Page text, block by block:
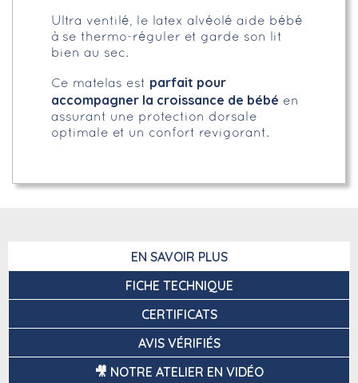
Ultra ventilé, le latex alvéolé aide bébé
à se thermo-réguler et garde son lit
bien au sec.
Ce matelas est parfait pour
accompagner la croissance de bébé en
assurant une protection dorsale
optimale et un confort revigorant.
EN SAVOIR PLUS
FICHE TECHNIQUE
CERTIFICATS
AVIS VÉRIFIÉS
🎥 NOTRE ATELIER EN VIDÉO